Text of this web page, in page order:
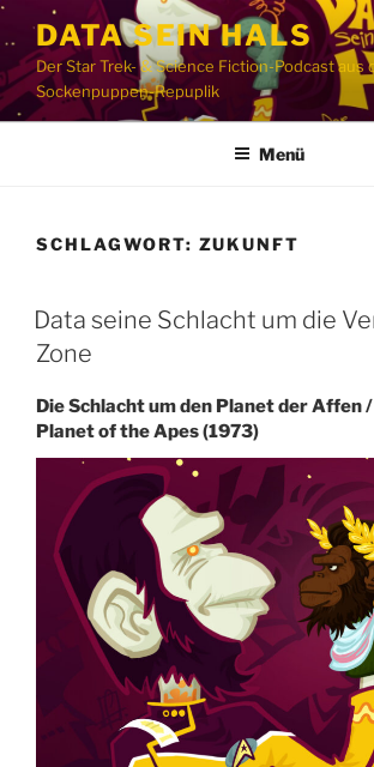
Zum
Inhalt
springen
DATA SEIN HALS
Der Star Trek- & Science Fiction-Podcast aus
Sockenpuppen-Repuplik
Menü
SCHLAGWORT: ZUKUNFT
Data seine Schlacht um die
Zone
Die Schlacht um den Planet der Affen
Planet of the Apes (1973)